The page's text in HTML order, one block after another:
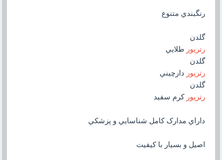
رنگبندي متنوع
گلدن
رتريور طلايي
گلدن
رتريور دارچيني
گلدن
رتريور کرم سفيد
داراي مدارک کامل شناسايي و پزشکي
اصيل و بسيار با کيفيت